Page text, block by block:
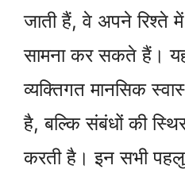
जाती हैं, वे अपने रिश्ते
सामना कर सकते हैं।
व्यक्तिगत मानसिक
है, बल्कि संबंधों की
करती है। इन सभी